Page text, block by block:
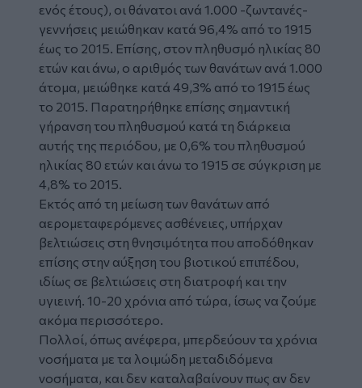
ενός έτους), οι θάνατοι ανά 1.000 -ζωντανές-
γεννήσεις μειώθηκαν κατά 96,4% από το 1915
έως το 2015. Επίσης, στον πληθυσμό ηλικίας 80
ετών και άνω, ο αριθμός των θανάτων ανά 1.000
άτομα, μειώθηκε κατά 49,3% από το 1915 έως
το 2015. Παρατηρήθηκε επίσης σημαντική
γήρανση του πληθυσμού κατά τη διάρκεια
αυτής της περιόδου, με 0,6% του πληθυσμού
ηλικίας 80 ετών και άνω το 1915 σε σύγκριση με
4,8% το 2015.
Εκτός από τη μείωση των θανάτων από
αερομεταφερόμενες ασθένειες, υπήρχαν
βελτιώσεις στη θνησιμότητα που αποδόθηκαν
επίσης στην αύξηση του βιοτικού επιπέδου,
ιδίως σε βελτιώσεις στη διατροφή και την
υγιεινή. 10-20 χρόνια από τώρα, ίσως να ζούμε
ακόμα περισσότερο.
Πολλοί, όπως ανέφερα, μπερδεύουν τα χρόνια
νοσήματα με τα λοιμώδη μεταδιδόμενα
νοσήματα, και δεν καταλαβαίνουν πως αν δεν